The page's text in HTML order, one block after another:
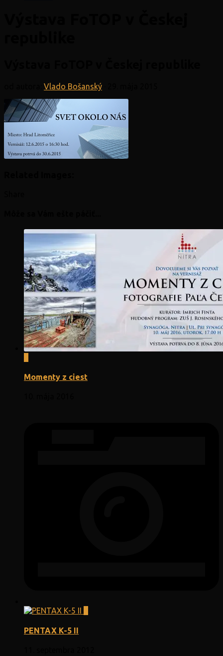
Vlado Bošanský
Momenty z ciest
PENTAX K-5 II